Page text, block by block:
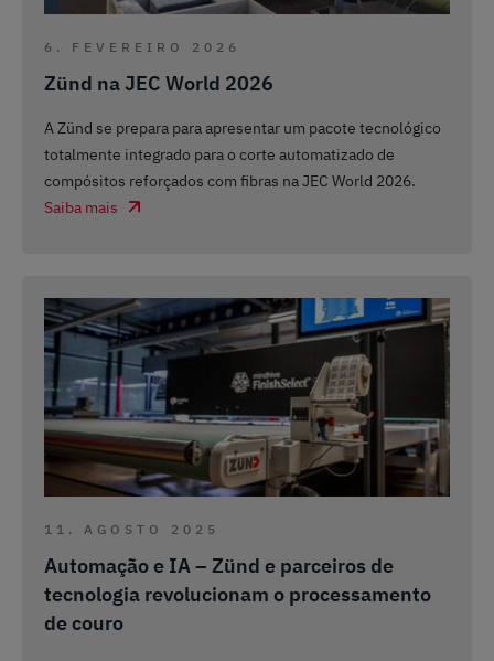
6. FEVEREIRO 2026
Zünd na JEC World 2026
A Zünd se prepara para apresentar um pacote tecnológico
totalmente integrado para o corte automatizado de
compósitos reforçados com fibras na JEC World 2026.
Saiba mais
11. AGOSTO 2025
Automação e IA – Zünd e parceiros de
tecnologia revolucionam o processamento
de couro